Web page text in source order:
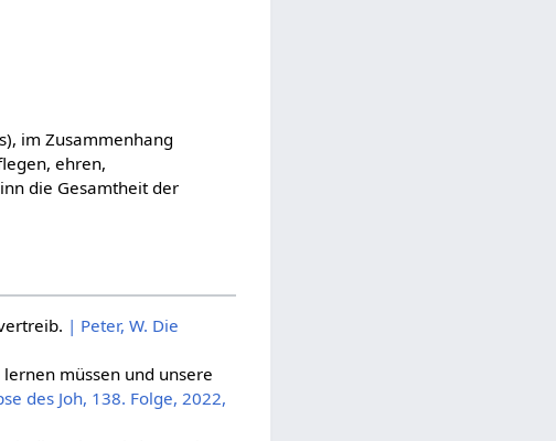
im Zusammenhang
ehren,
die Gesamtheit der
| Peter, W. Die
müssen und unsere
des Joh, 138. Folge, 2022,